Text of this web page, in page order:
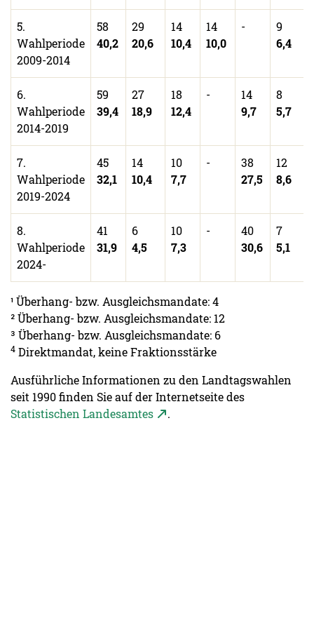
5.
Wahlperiode
2009-2014
58
40,2
29
20,6
14
10,4
14
10,0
-
9
6,4
6.
Wahlperiode
2014-2019
59
39,4
27
18,9
18
12,4
-
14
9,7
8
5,7
7.
Wahlperiode
2019-2024
45
32,1
14
10,4
10
7,7
-
38
27,5
12
8,6
8.
Wahlperiode
2024-
41
31,9
6
4,5
10
7,3
-
40
30,6
7
5,1
¹ Überhang- bzw. Ausgleichsmandate: 4
² Überhang- bzw. Ausgleichsmandate: 12
³ Überhang- bzw. Ausgleichsmandate: 6
4 Direktmandat, keine Fraktionsstärke
Ausführliche Informationen zu den Landtagswahlen
seit 1990 finden Sie auf der Internetseite des
Statistischen Landesamtes
.